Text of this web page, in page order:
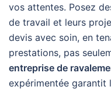
vos attentes. Posez
de travail et leurs
devis avec soin, en
prestations, pas
entreprise de
expérimentée garantit